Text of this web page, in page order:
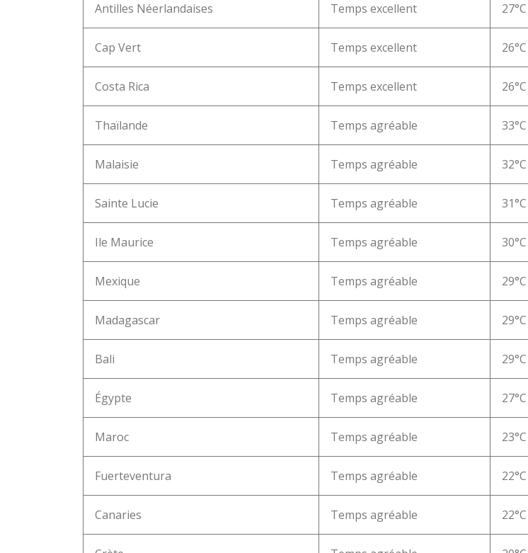
Antilles Néerlandaises Temps excellent 27°C
Cap Vert Temps excellent 26°C
Costa Rica Temps excellent 26°C
Thaïlande Temps agréable 33°C
Malaisie Temps agréable 32°C
Sainte Lucie Temps agréable 31°C
Ile Maurice Temps agréable 30°C
Mexique Temps agréable 29°C
Madagascar Temps agréable 29°C
Bali Temps agréable 29°C
Égypte Temps agréable 27°C
Maroc Temps agréable 23°C
Fuerteventura Temps agréable 22°C
Canaries Temps agréable 22°C